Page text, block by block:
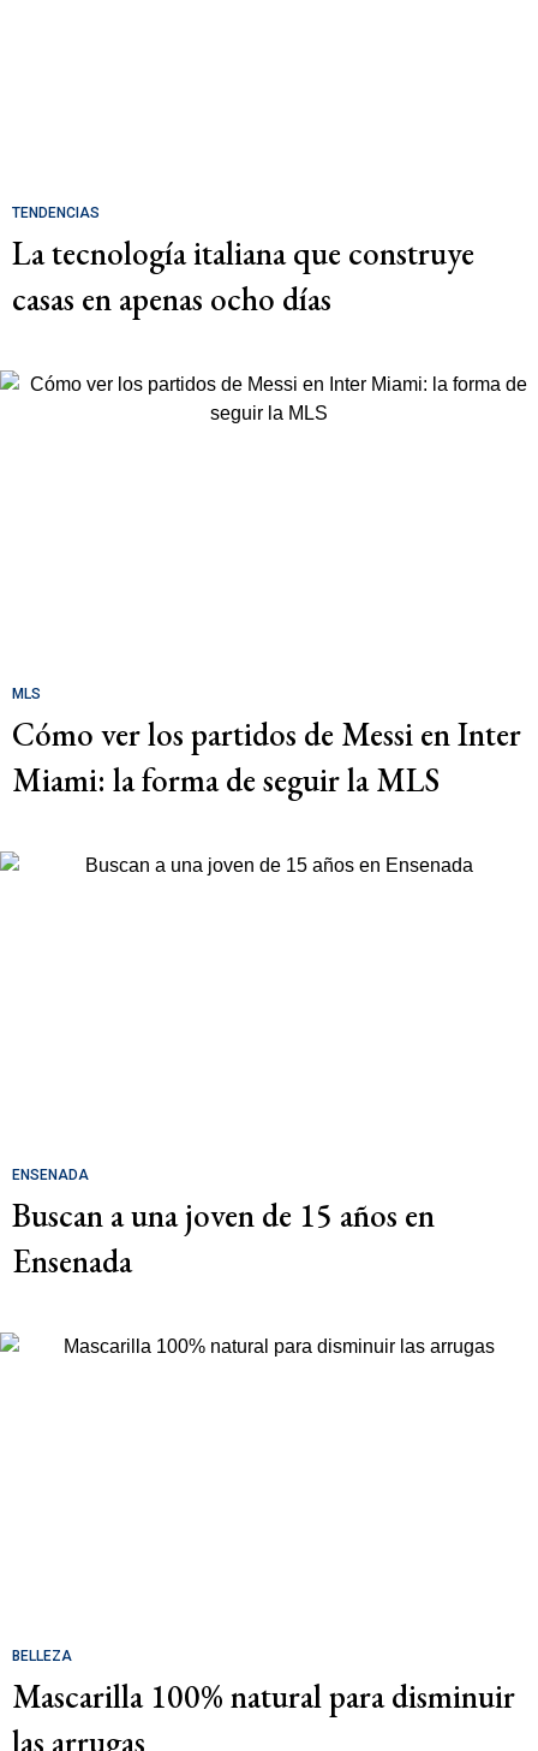
TENDENCIAS
La tecnología italiana que construye
casas en apenas ocho días
MLS
Cómo ver los partidos de Messi en Inter
Miami: la forma de seguir la MLS
ENSENADA
Buscan a una joven de 15 años en
Ensenada
BELLEZA
Mascarilla 100% natural para disminuir
las arrugas